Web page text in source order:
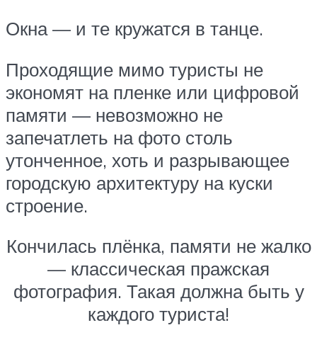
Окна — и те кружатся в танце.
Проходящие мимо туристы не
экономят на пленке или цифровой
памяти — невозможно не
запечатлеть на фото столь
утонченное, хоть и разрывающее
городскую архитектуру на куски
строение.
Кончилась плёнка, памяти не жалко
— классическая пражская
фотография. Такая должна быть у
каждого туриста!